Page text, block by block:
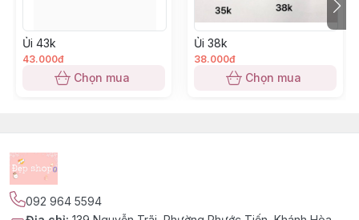
Ủi 43k
43.000đ
Chọn mua
Ủi 38k
38.000đ
Chọn mua
092 964 5594